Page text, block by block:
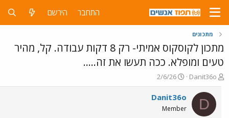
התחבר הירשם
מתכונים
מתכון לקוסקוס אמיתי- רק 8 דקות עבודה. קל, מהיר
טעים ומופלא. ככה תעשו את זה…..
פ
ו
ת
ח
ה
Danit36o
פ
ו
ר
ם
2/6/26
D
Danit36o
Member